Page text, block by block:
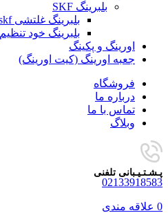
بلبرینگ SKF
بلبرینگ غلتشی skf
بلبرینگ خود تنظیم SKF
اورینگ و پکینگ
جعبه اورینگ (کیت اورینگ)
فروشگاه
درباره ما
تماس با ما
وبلاگ
پـشـتـیـبانی تلفنی
02133918583
0 علاقه مندی